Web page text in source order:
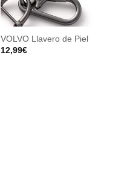
DESEOS
VOLVO Llavero de Piel
12,99€